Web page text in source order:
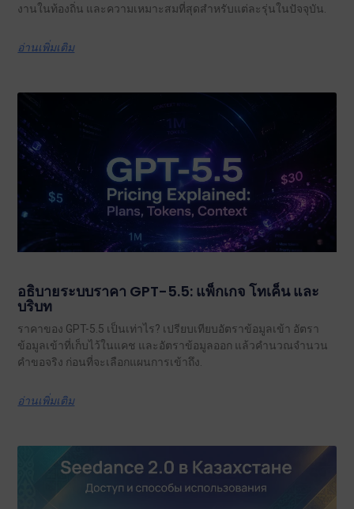
งานในท้องถิ่น และความเหมาะสมที่สุดสำหรับแต่ละรุ่นในปัจจุบัน.
อ่านเพิ่มเติม
อธิบายระบบราคา GPT-5.5: แพ็กเกจ โทเค็น และ
บริบท
ราคาของ GPT-5.5 เป็นเท่าไร? เปรียบเทียบอัตราข้อมูลเข้า อัตรา
ข้อมูลเข้าที่เก็บไว้ในแคช และอัตราข้อมูลออก แล้วคำนวณจำนวน
คำขอจริง ก่อนที่จะเลือกแผนการเข้าถึง.
อ่านเพิ่มเติม